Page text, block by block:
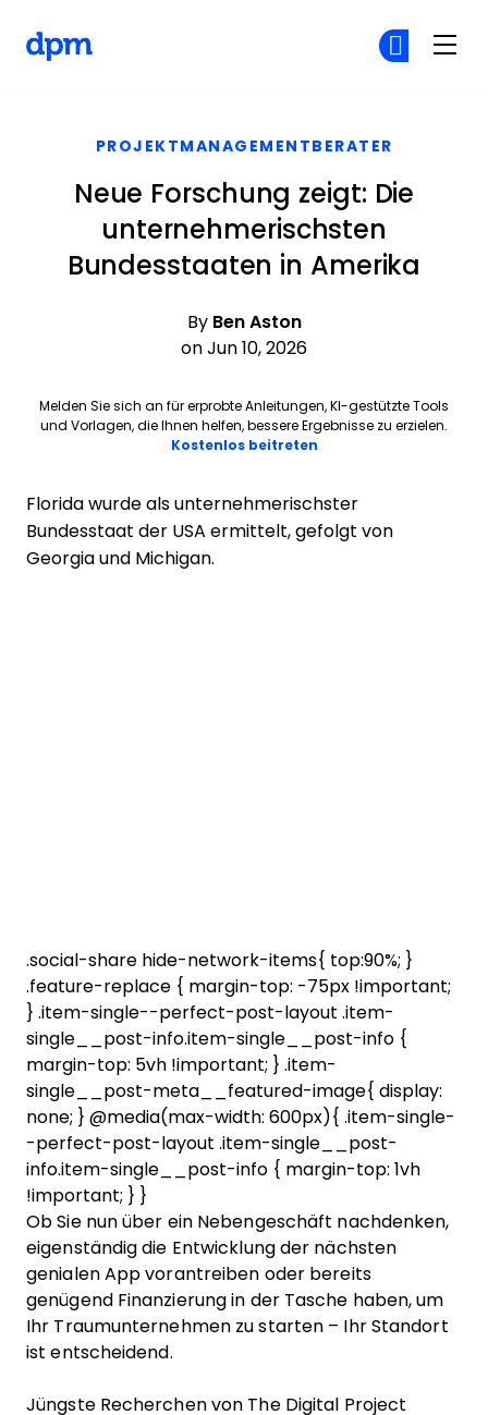
PROJEKTMANAGEMENTBERATER
Neue Forschung zeigt: Die
unternehmerischsten
Bundesstaaten in Amerika
By Ben Aston
on Jun 10, 2026
Melden Sie sich an für erprobte Anleitungen, KI-gestützte Tools
und Vorlagen, die Ihnen helfen, bessere Ergebnisse zu erzielen.
Kostenlos beitretenOpens new window
Florida wurde als unternehmerischster
Bundesstaat der USA ermittelt, gefolgt von
Georgia und Michigan.
.social-share hide-network-items{ top:90%; }
.feature-replace { margin-top: -75px !important;
} .item-single--perfect-post-layout .item-
single__post-info.item-single__post-info {
margin-top: 5vh !important; } .item-
single__post-meta__featured-image{ display:
none; } @media(max-width: 600px){ .item-single-
-perfect-post-layout .item-single__post-
info.item-single__post-info { margin-top: 1vh
!important; } }
Ob Sie nun über ein Nebengeschäft nachdenken,
eigenständig die Entwicklung der nächsten
genialen App vorantreiben oder bereits
genügend Finanzierung in der Tasche haben, um
Ihr Traumunternehmen zu starten – Ihr Standort
ist entscheidend.
Jüngste Recherchen von The Digital Project